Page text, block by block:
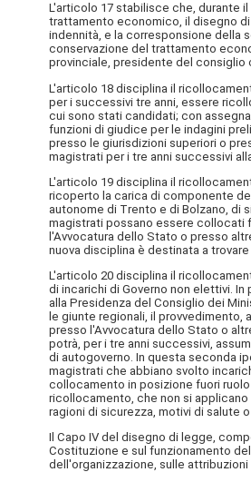
L'articolo 17 stabilisce che, durante
trattamento economico, il disegno
indennità, e la corresponsione della
conservazione del trattamento
provinciale, presidente del consiglio
L'articolo 18 disciplina il
per i successivi tre anni, essere
cui sono stati candidati; con
funzioni di giudice per le indagini
presso le giurisdizioni superiori o
magistrati per i tre anni successivi
L'articolo 19 disciplina il
ricoperto la carica di componente
autonome di Trento e di Bolzano, di
magistrati possano essere collocati
l'Avvocatura dello Stato o presso
nuova disciplina è destinata a
L'articolo 20 disciplina il
di incarichi di Governo non elettivi.
alla Presidenza del Consiglio dei
le giunte regionali, il
presso l'Avvocatura dello Stato o
potrà, per i tre anni successivi,
di autogoverno. In questa seconda
magistrati che abbiano svolto
collocamento in posizione fuori
ricollocamento, che non si
ragioni di sicurezza, motivi di salute
Il Capo IV del disegno di legge,
Costituzione e sul funzionamento
dell'organizzazione, sulle